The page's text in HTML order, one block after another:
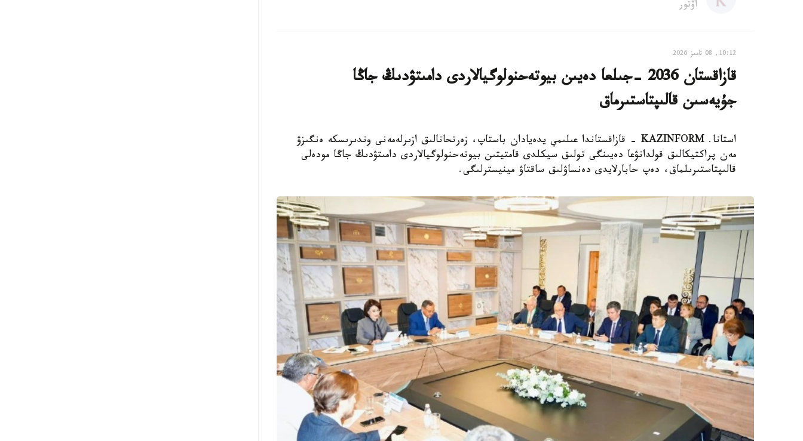
اۆتور
10:12, 08 تامىز 2026
قازاقستان 2036 -جىلعا دەيىن بيوتەحنولوگيالاردى دامىتۋدىڭ جاڭا
جۇيەسىن قالىپتاستىرماق
استانا. KAZINFORM - قازاقستاندا عىلىمي يدەيادان باستاپ، زەرتحانالىق ازىرلەمەنى وندىرىسكە ەنگىزۋ
مەن پراكتيكالىق قولدانۋعا دەيىنگى تولىق سيكلدى قامتيتىن بيوتەحنولوگيالاردى دامىتۋدىڭ جاڭا مودەلى
قالىپتاستىرىلماق، دەپ حابارلايدى دەنساۋلىق ساقتاۋ مينيسترلىگى.